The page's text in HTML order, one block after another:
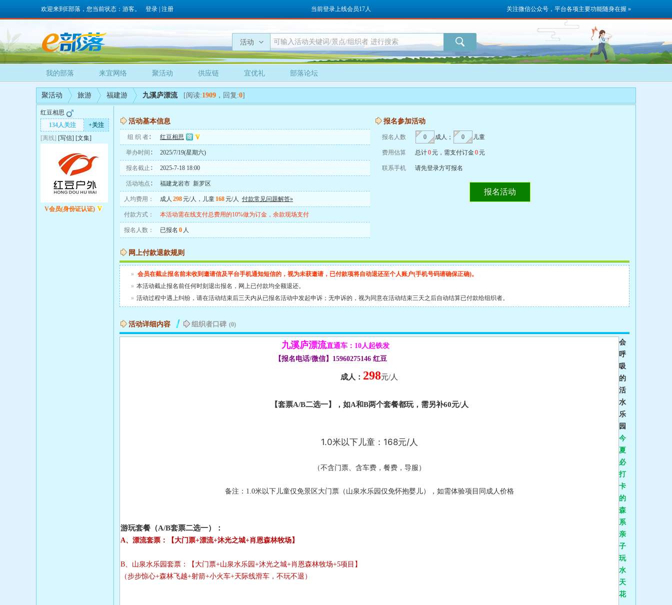
关注微信公众号，平台各项主要功能随身在握 »
欢迎来到E部落，您当前状态：游客。 登录 注册 当前登录上线会员17人
活动
我的部落 来宜网络 聚活动 供应链 宜优礼 部落论坛
聚活动 旅游 福建游 九溪庐漂流 [阅读:1909 ，回复:0]
红豆相思
134人关注
+关注
[离线] [写信] [文集]
V会员(身份证认证)
活动基本信息
组 织 者∶ 红豆相思
举办时间∶ 2025/7/19(星期六)
报名截止∶ 2025-7-18 18:00
活动地点∶ 福建龙岩市 新罗区
人均费用： 成人 298元/人，儿童 168元/人 付款常见问题解答»
付款方式： 本活动需在线支付总费用的10%做为订金，余款现场支付
报名人数： 已报名 0 人
报名参加活动
报名人数 成人； 儿童
费用估算 总计0元，需支付订金0元
联系手机 请先登录方可报名
报名活动
网上付款退款规则
» 会员在截止报名前未收到邀请信及平台手机通知短信的，视为未获邀请，已付款项将自动退还至个人账户(手机号码请确保正确)。
» 本活动截止报名前任何时刻退出报名，网上已付款均全额退还。
» 活动过程中遇上纠纷，请在活动结束后三天内从已报名活动中发起申诉；无申诉的，视为同意在活动结束三天之后自动结算已付款给组织者。
活动详细内容 组织者口碑 (0)
九溪庐漂流直通车：10人起铁发
【报名电话/微信】15960275146 红豆
成人： 298元/人
【套票A/B二选一】，如A和B两个套餐都玩，需另补60元/人
1.0米以下儿童：168元/人
（不含门票、含车费，餐费，导服）
备注：1.0米以下儿童仅免景区大门票（山泉水乐园仅免怀抱婴儿），如需体验项目同成人价格
游玩套餐（A/B套票二选一）：
A、漂流套票：【大门票+漂流+沐光之城+肖恩森林牧场】
B、山泉水乐园套票：【大门票+山泉水乐园+沐光之城+肖恩森林牧场+5项目】
（步步惊心+森林飞越+射箭+小火车+天际线滑车，不玩不退）
会
呼
吸
的
活
水
乐
园
今
夏
必
打
卡
的
森
系
亲
子
玩
水
天
花